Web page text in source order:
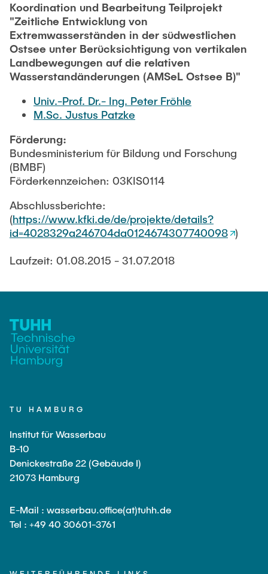
Koordination und Bearbeitung Teilprojekt
"Zeitliche Entwicklung von
Extremwasserständen in der südwestlichen
Ostsee unter Berücksichtigung von vertikalen
Landbewegungen auf die relativen
Wasserstandänderungen (AMSeL Ostsee B)"
Univ.-Prof. Dr.- Ing. Peter Fröhle
M.Sc. Justus Patzke
Förderung:
Bundesministerium für Bildung und Forschung
(BMBF)
Förderkennzeichen: 03KIS0114
Abschlussberichte:
(https://www.kfki.de/de/projekte/details?
id=4028329a246704da0124674307740098 )
Laufzeit: 01.08.2015 - 31.07.2018
TU HAMBURG
Institut für Wasserbau
B-10
Denickestraße 22 (Gebäude I)
21073 Hamburg
E-Mail : wasserbau.office(at)tuhh.de
Tel : +49 40 30601-3761